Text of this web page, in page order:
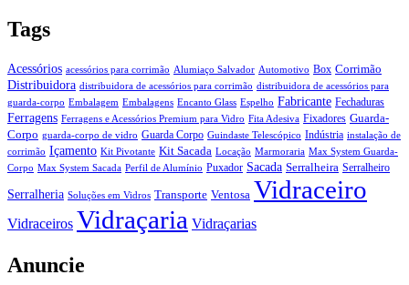
Tags
Acessórios acessórios para corrimão Alumiaço Salvador Automotivo Box Corrimão
Distribuidora distribuidora de acessórios para corrimão distribuidora de acessórios para
guarda-corpo Embalagem Embalagens Encanto Glass Espelho Fabricante Fechaduras
Ferragens Ferragens e Acessórios Premium para Vidro Fita Adesiva Fixadores Guarda-
Corpo guarda-corpo de vidro Guarda Corpo Guindaste Telescópico Indústria instalação de
corrimão Içamento Kit Pivotante Kit Sacada Locação Marmoraria Max System Guarda-
Corpo Max System Sacada Perfil de Alumínio Puxador Sacada Serralheira Serralheiro
Serralheria Soluções em Vidros Transporte Ventosa Vidraceiro
Vidraceiros Vidraçaria Vidraçarias
Anuncie